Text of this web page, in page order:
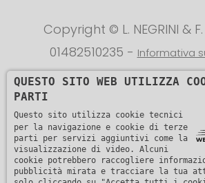
Copyright © L. NEGRINI &
01482510235 - Informativa
QUESTO SITO WEB UTILIZZA
PARTI
Questo sito utilizza cookie tecnici
per la navigazione e cookie di terze
parti per servizi aggiuntivi come la
visualizzazione di video. Alcuni
cookie potrebbero raccogliere
pubblicità mirata e tracciare la tua